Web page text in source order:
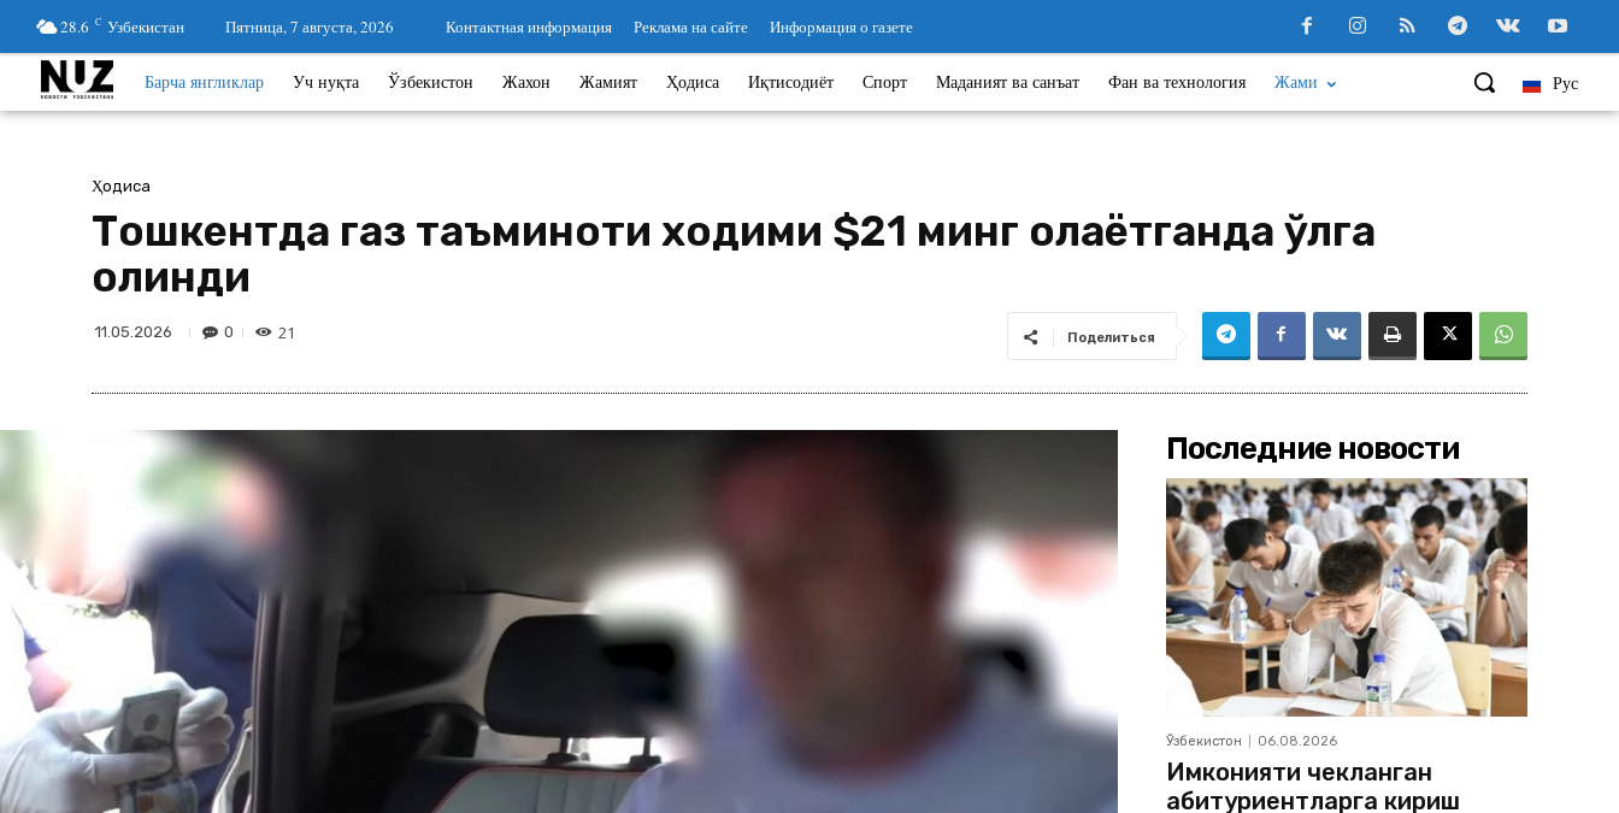
28.6 C Узбекистан Пятница, 7 августа, 2026 Контактная информация Реклама на сайте Информация о газете
Рус
Барча янгликлар Уч нуқта Ўзбекистон Жахон Жамият Ҳодиса Иқтисодиёт Спорт Маданият ва санъат Фан ва технология Жами
Ҳодиса
Тошкентда газ таъминоти ходими $21 минг олаётганда қўлга
олинди
11.05.2026 0 21 Поделиться
Последние новости
Ўзбекистон 06.08.2026
Имконияти чекланган
абитуриентларга кириш